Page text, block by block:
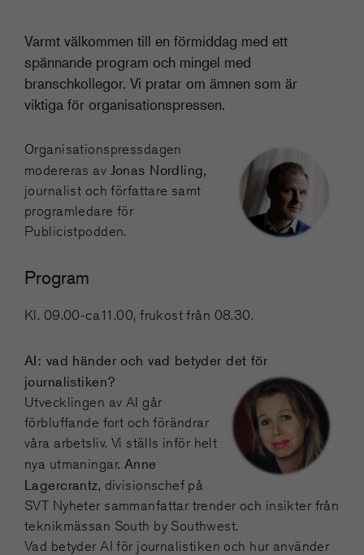
Varmt välkommen till en förmiddag med ett
spännande program och mingel med
branschkollegor. Vi pratar om ämnen som är
viktiga för organisationspressen.
Organisationspressdagen
modereras av Jonas Nordling,
journalist och författare samt
programledare för
Publicistpodden.
Program
Kl. 09.00-ca11.00, frukost från 08.30.
AI: vad händer och vad betyder det för
journalistiken?
Utvecklingen av AI går
förbluffande fort och förändrar
våra arbetsliv. Vi ställs inför helt
nya utmaningar. Anne
Lagercrantz, divisionschef på
SVT Nyheter sammanfattar trender och insikter från
teknikmässan South by Southwest.
Vad betyder AI för journalistiken och hur använder